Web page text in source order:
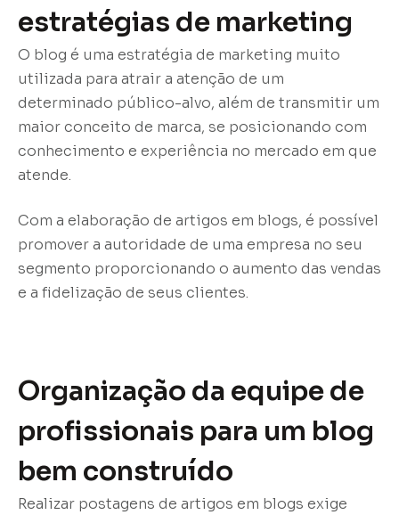
estratégias de marketing
O blog é uma estratégia de marketing muito
utilizada para atrair a atenção de um
determinado público-alvo, além de transmitir um
maior conceito de marca, se posicionando com
conhecimento e experiência no mercado em que
atende.
Com a elaboração de artigos em blogs, é possível
promover a autoridade de uma empresa no seu
segmento proporcionando o aumento das vendas
e a fidelização de seus clientes.
Organização da equipe de
profissionais para um blog
bem construído
Realizar postagens de artigos em blogs exige